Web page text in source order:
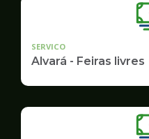
SERVICO
Alvará - Feiras livres